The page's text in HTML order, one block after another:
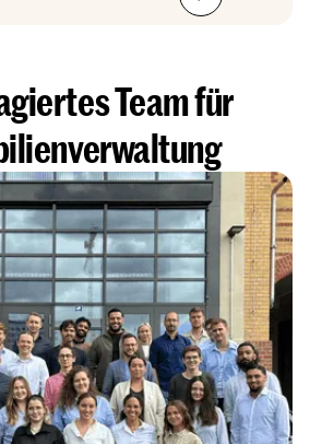
Team für